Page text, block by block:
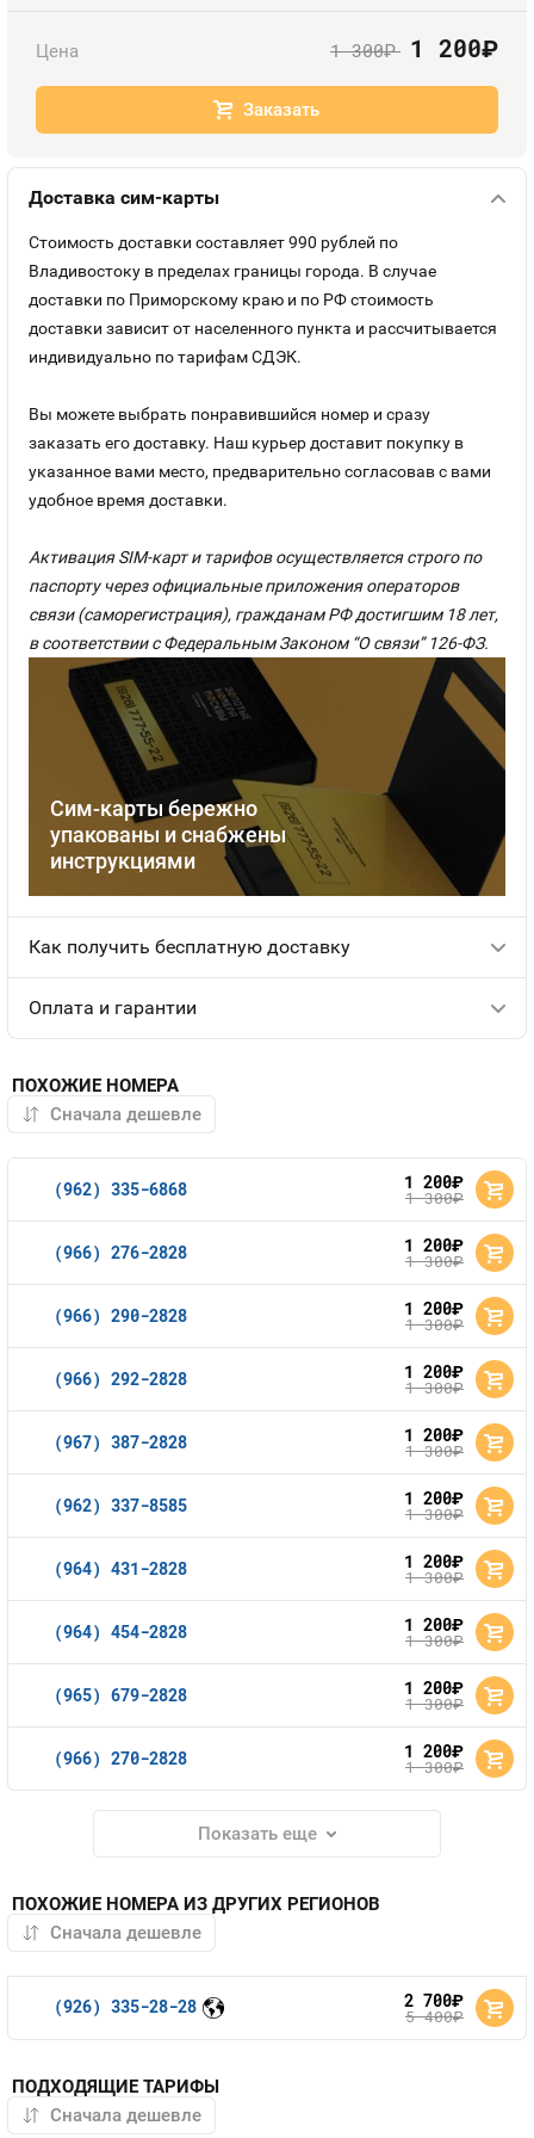
Контакты
Цена 1 300руб. 1 200руб.
Заказать
Доставка сим-карты
Сим-карты бережно
упакованы и снабжены
инструкциями
Стоимость доставки составляет 990 рублей по
Владивостоку в пределах границы города. В случае
доставки по Приморскому краю и по РФ стоимость
доставки зависит от населенного пункта и рассчитывается
индивидуально по тарифам СДЭК.
Вы можете выбрать понравившийся номер и сразу
заказать его доставку. Наш курьер доставит покупку в
указанное вами место, предварительно согласовав с вами
удобное время доставки.
Активация SIM-карт и тарифов осуществляется строго по
паспорту через официальные приложения операторов
связи (саморегистрация), гражданам РФ достигшим 18 лет,
в соответствии с Федеральным Законом “О связи” 126-ФЗ.
Как получить бесплатную доставку
Оплата и гарантии
ПОХОЖИЕ НОМЕРА
(962) 335-6868 1 200руб.
1 300руб.
(966) 276-2828 1 200руб.
1 300руб.
(966) 290-2828 1 200руб.
1 300руб.
(966) 292-2828 1 200руб.
1 300руб.
(967) 387-2828 1 200руб.
1 300руб.
(962) 337-8585 1 200руб.
1 300руб.
(964) 431-2828 1 200руб.
1 300руб.
(964) 454-2828 1 200руб.
1 300руб.
(965) 679-2828 1 200руб.
1 300руб.
(966) 270-2828 1 200руб.
1 300руб.
Показать еще
ПОХОЖИЕ НОМЕРА ИЗ ДРУГИХ РЕГИОНОВ
(926) 335-28-28 2 700руб.
5 400руб.
ПОДХОДЯЩИЕ ТАРИФЫ